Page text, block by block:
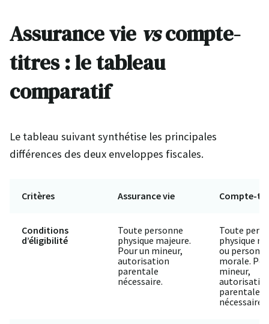
Assurance vie vscompte-
titres : le tableau
comparatif
Le tableau suivant synthétise les principales
différences des deux enveloppes fiscales.
Critères Assurance vie Compte-
Conditions
d’éligibilité
Toute personne
physique majeure.
Pour un mineur,
autorisation
parentale
nécessaire.
Toute
physique
ou
morale.
mineur,
parentale
nécessaire.